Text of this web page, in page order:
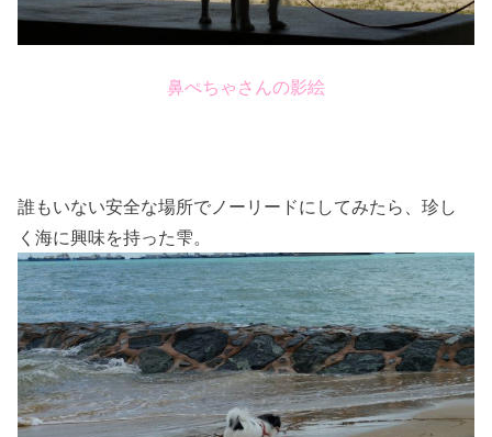
鼻ぺちゃさんの影絵
誰もいない安全な場所でノーリードにしてみたら、珍し
く海に興味を持った雫。